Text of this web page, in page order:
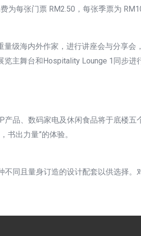
每张门票 RM2.50，每张季票为
级海内外作家，进行讲座会与分享
主舞台和Hospitality Lounge 1同步进
品、数码家电及休闲食品将于底楼
书出力量”的体验。
同且量身订造的设计配套以供选择